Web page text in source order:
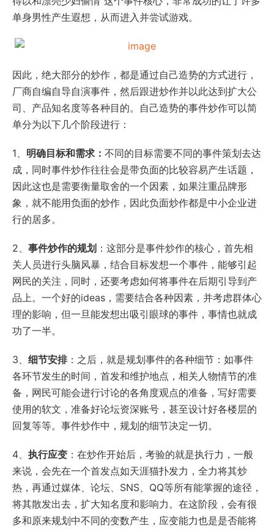
单身男性产生遐想，从而进入并尝试游戏。
因此，绝大部分的炒作，都是通过自己造势的方式进行，
厂商自编自导自演事件，然后跟进炒作并以此达到扩大公
司、产品知名度等各种目的。自己造势的事件炒作可以简
单分为以下几个阶段进行：
1、 明确目标和需求： 不同的目标需要不同的事件策划去达
成，同时事件炒作往往会是带负面的比较容易产生话题，
因此这也是需要衡量取舍的一个因素，如果注重品牌形
象，就不能用负面的炒作，因此负面炒作都是中小企业进
行的居多。
2、 事件炒作的规划 ：这部分是事件炒作的核心，首先相
关人员进行头脑风暴，结合目标发想一个事件，能够引起
网民的关注，同时，还要考虑如何将事件在后期引导到产
品上。一个好的ideas，需要结合各种因素，并考虑群体心
理的影响，但一旦能发想出吸引眼球的事件，事情也就成
功了一半。
3、 细节安排：之后，就是规划事件的各种细节：如事件
各环节发生的时间，首发和维护地点，相关人物情节的准
备，网民可能会进行讨论的各角度观点的准备，写好需要
使用的软文，准备好论坛资深账号，甚至设计好各楼层的
回复等等。事件炒作中，规划的细节决定一切。
4、 执行应变 ：在炒作开始后，考验的就是执行力，一般
来说，会先在一个首发点如天涯猫扑发力，全力将其炒
热，再通过媒体、论坛、SNS、QQ等所有能掌握的途径，
将其散发出去，扩大知名度和影响力。在这阶段，会有很
多和原来规划中不同的变数产生，应变能力也是是否能将